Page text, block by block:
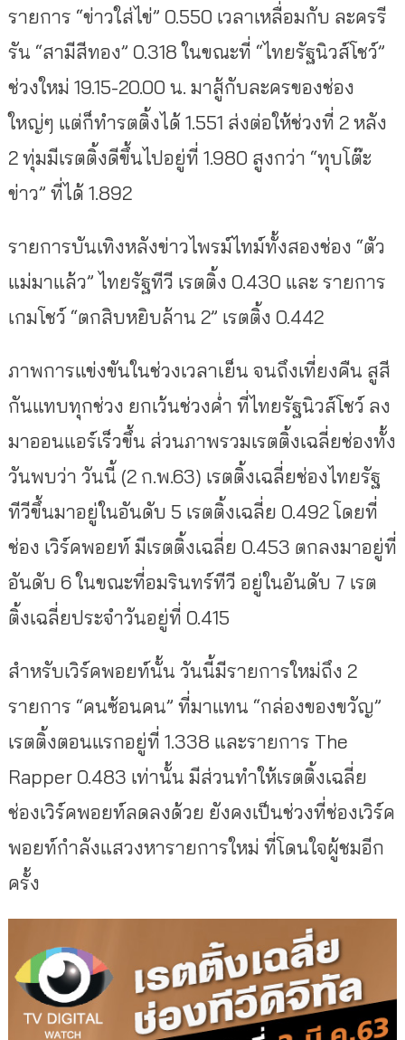
รายการ “ข่าวใส่ไข่” 0.550 เวลาเหลื่อมกับ ละครรี
รัน “สามีสีทอง” 0.318 ในขณะที่ “ไทยรัฐนิวส์โชว์”
ช่วงใหม่ 19.15-20.00 น. มาสู้กับละครของช่อง
ใหญ่ๆ แต่ก็ทำรตติ้งได้ 1.551 ส่งต่อให้ช่วงที่ 2 หลัง
2 ทุ่มมีเรตติ้งดีขึ้นไปอยู่ที่ 1.980 สูงกว่า “ทุบโต๊ะ
ข่าว” ที่ได้ 1.892
รายการบันเทิงหลังข่าวไพรม์ไทม์ทั้งสองช่อง “ตัว
แม่มาแล้ว” ไทยรัฐทีวี เรตติ้ง 0.430 และ รายการ
เกมโชว์ “ตกสิบหยิบล้าน 2” เรตติ้ง 0.442
ภาพการแข่งขันในช่วงเวลาเย็น จนถึงเที่ยงคืน สูสี
กันแทบทุกช่วง ยกเว้นช่วงค่ำ ที่ไทยรัฐนิวส์โชว์ ลง
มาออนแอร์เร็วขึ้น ส่วนภาพรวมเรตติ้งเฉลี่ยช่องทั้ง
วันพบว่า วันนี้ (2 ก.พ.63) เรตติ้งเฉลี่ยช่องไทยรัฐ
ทีวีขึ้นมาอยู่ในอันดับ 5 เรตติ้งเฉลี่ย 0.492 โดยที่
ช่อง เวิร์คพอยท์ มีเรตติ้งเฉลี่ย 0.453 ตกลงมาอยู่ที่
อันดับ 6 ในขณะที่อมรินทร์ทีวี อยู่ในอันดับ 7 เรต
ติ้งเฉลี่ยประจำวันอยู่ที่ 0.415
สำหรับเวิร์คพอยท์นั้น วันนี้มีรายการใหม่ถึง 2
รายการ “คนซ้อนคน” ที่มาแทน “กล่องของขวัญ”
เรตติ้งตอนแรกอยู่ที่ 1.338 และรายการ The
Rapper 0.483 เท่านั้น มีส่วนทำให้เรตติ้งเฉลี่ย
ช่องเวิร์คพอยท์ลดลงด้วย ยังคงเป็นช่วงที่ช่องเวิร์ค
พอยท์กำลังแสวงหารายการใหม่ ที่โดนใจผู้ชมอีก
ครั้ง